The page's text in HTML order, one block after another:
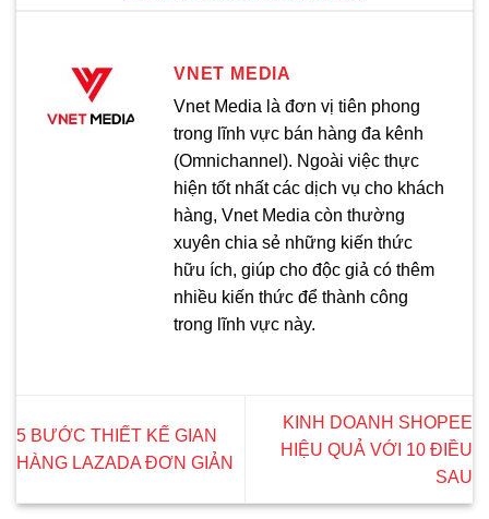
VNET MEDIA
Vnet Media là đơn vị tiên phong
trong lĩnh vực bán hàng đa kênh
(Omnichannel). Ngoài việc thực
hiện tốt nhất các dịch vụ cho khách
hàng, Vnet Media còn thường
xuyên chia sẻ những kiến thức
hữu ích, giúp cho độc giả có thêm
nhiều kiến thức để thành công
trong lĩnh vực này.
5 BƯỚC THIẾT KẾ GIAN
HÀNG LAZADA ĐƠN GIẢN
KINH DOANH SHOPEE
HIỆU QUẢ VỚI 10 ĐIỀU
SAU